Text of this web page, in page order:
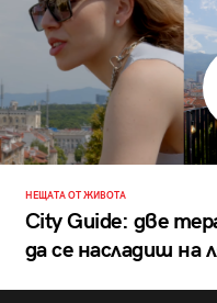
НЕЩАТА ОТ ЖИВОТА
City Guide: две
да се насладиш на